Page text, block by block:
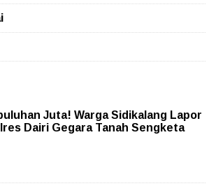
Juta! Warga Sidikalang Lapor
Dairi Gegara Tanah Sengketa